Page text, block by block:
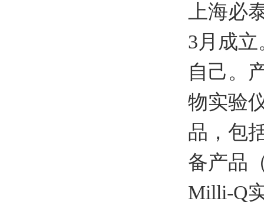
上海必
3月成
自己。
物实验
品，包
备产品
Milli-Q